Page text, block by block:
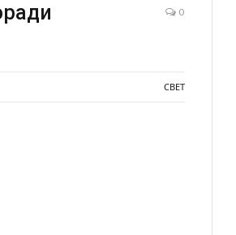
0
СВЕТ